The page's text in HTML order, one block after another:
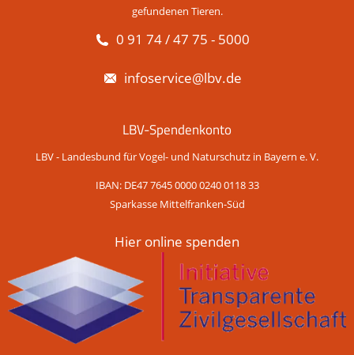
gefundenen Tieren.
0 91 74 / 47 75 - 5000
infoservice@lbv.de
LBV-Spendenkonto
LBV - Landesbund für Vogel- und Naturschutz in Bayern e. V.
IBAN: DE47 7645 0000 0240 0118 33
Sparkasse Mittelfranken-Süd
Hier online spenden